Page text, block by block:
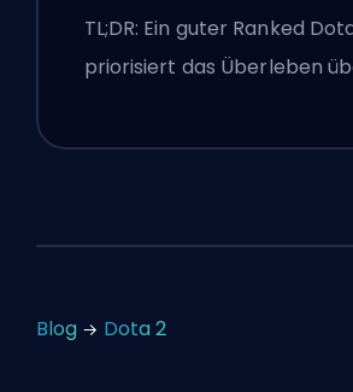
TL;DR: Ein guter Ranked
priorisiert das Überleben
Blog Dota 2